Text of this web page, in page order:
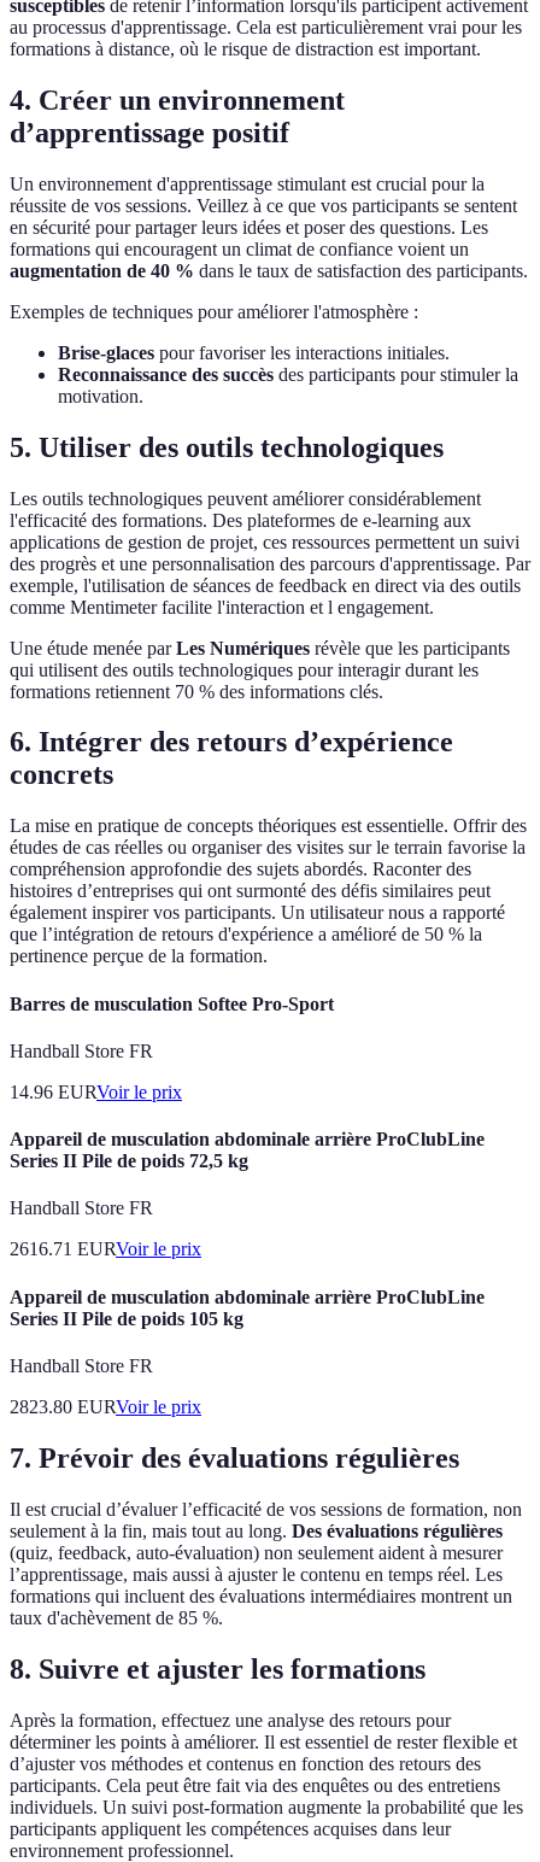
susceptibles de retenir l’information lorsqu'ils participent activement
au processus d'apprentissage. Cela est particulièrement vrai pour les
formations à distance, où le risque de distraction est important.
4. Créer un environnement
d’apprentissage positif
Un environnement d'apprentissage stimulant est crucial pour la
réussite de vos sessions. Veillez à ce que vos participants se sentent
en sécurité pour partager leurs idées et poser des questions. Les
formations qui encouragent un climat de confiance voient un
augmentation de 40 % dans le taux de satisfaction des participants.
Exemples de techniques pour améliorer l'atmosphère :
Brise-glaces pour favoriser les interactions initiales.
Reconnaissance des succès des participants pour stimuler la
motivation.
5. Utiliser des outils technologiques
Les outils technologiques peuvent améliorer considérablement
l'efficacité des formations. Des plateformes de e-learning aux
applications de gestion de projet, ces ressources permettent un suivi
des progrès et une personnalisation des parcours d'apprentissage. Par
exemple, l'utilisation de séances de feedback en direct via des outils
comme Mentimeter facilite l'interaction et l engagement.
Une étude menée parLes Numériques révèle que les participants
qui utilisent des outils technologiques pour interagir durant les
formations retiennent 70 % des informations clés.
6. Intégrer des retours d’expérience
concrets
La mise en pratique de concepts théoriques est essentielle. Offrir des
études de cas réelles ou organiser des visites sur le terrain favorise la
compréhension approfondie des sujets abordés. Raconter des
histoires d’entreprises qui ont surmonté des défis similaires peut
également inspirer vos participants. Un utilisateur nous a rapporté
que l’intégration de retours d'expérience a amélioré de 50 % la
pertinence perçue de la formation.
Barres de musculation Softee Pro-Sport
Handball Store FR
14.96 EURVoir le prix
Appareil de musculation abdominale arrière ProClubLine
Series II Pile de poids 72,5 kg
Handball Store FR
2616.71 EURVoir le prix
Appareil de musculation abdominale arrière ProClubLine
Series II Pile de poids 105 kg
Handball Store FR
2823.80 EURVoir le prix
7. Prévoir des évaluations régulières
Il est crucial d’évaluer l’efficacité de vos sessions de formation, non
seulement à la fin, mais tout au long. Des évaluations régulières
(quiz, feedback, auto-évaluation) non seulement aident à mesurer
l’apprentissage, mais aussi à ajuster le contenu en temps réel. Les
formations qui incluent des évaluations intermédiaires montrent un
taux d'achèvement de 85 %.
8. Suivre et ajuster les formations
Après la formation, effectuez une analyse des retours pour
déterminer les points à améliorer. Il est essentiel de rester flexible et
d’ajuster vos méthodes et contenus en fonction des retours des
participants. Cela peut être fait via des enquêtes ou des entretiens
individuels. Un suivi post-formation augmente la probabilité que les
participants appliquent les compétences acquises dans leur
environnement professionnel.